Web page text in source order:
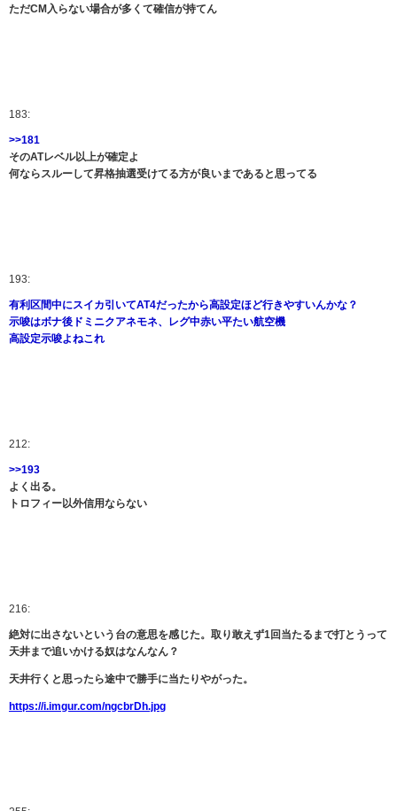
ただCM入らない場合が多くて確信が持てん
183:
>>181
そのATレベル以上が確定よ
何ならスルーして昇格抽選受けてる方が良いまであると思ってる
193:
有利区間中にスイカ引いてAT4だったから高設定ほど行きやすいんかな？
示唆はボナ後ドミニクアネモネ、レグ中赤い平たい航空機
高設定示唆よねこれ
212:
>>193
よく出る。
トロフィー以外信用ならない
216:
絶対に出さないという台の意思を感じた。取り敢えず1回当たるまで打とうって
天井まで追いかける奴はなんなん？
天井行くと思ったら途中で勝手に当たりやがった。
https://i.imgur.com/ngcbrDh.jpg